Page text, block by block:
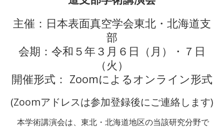
主催：日本表面真空学会東北・北海道支
部
会期：令和５年３月６日（月）・７日
（火）
開催形式： Zoomによるオンライン形式
(Zoomアドレスは参加登録後にご連絡します)
本学術講演会は、東北・北海道地区の当該研究分野で